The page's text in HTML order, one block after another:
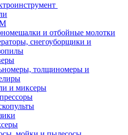
и отбойные молотки
снегоуборщики и
толщиномеры и
и миксеры